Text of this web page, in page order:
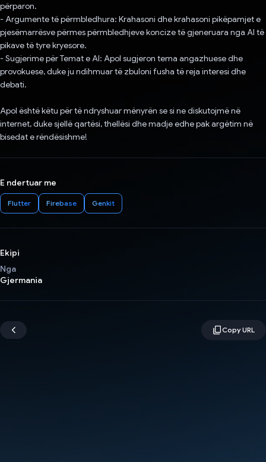
përparon.
- Argumente të përmbledhura: Krahasoni dhe krahasoni pikëpamjet e
pjesëmarrësve përmes përmbledhjeve koncize të gjeneruara nga AI të
pikave të tyre kryesore.
- Sugjerime për Temat e AI: Apol sugjeron tema angazhuese dhe
provokuese, duke ju ndihmuar të zbuloni fusha të reja interesi dhe
debati.
Apol është këtu për të ndryshuar mënyrën se si ne diskutojmë në
internet, duke sjellë qartësi, thellësi dhe madje edhe pak argëtim në
bisedat e rëndësishme!
E ndertuar me
Flutter Firebase Genkit
Ekipi
Nga
Gjermania